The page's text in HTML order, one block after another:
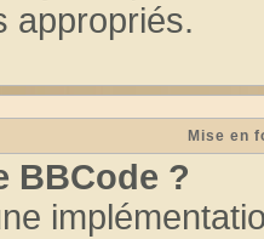
appropriés.
Mise en
BBCode ?